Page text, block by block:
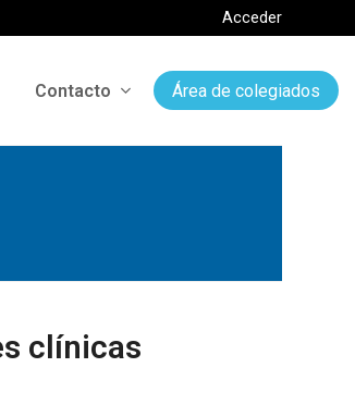
Acceder
Contacto Área de colegiados
clínicas